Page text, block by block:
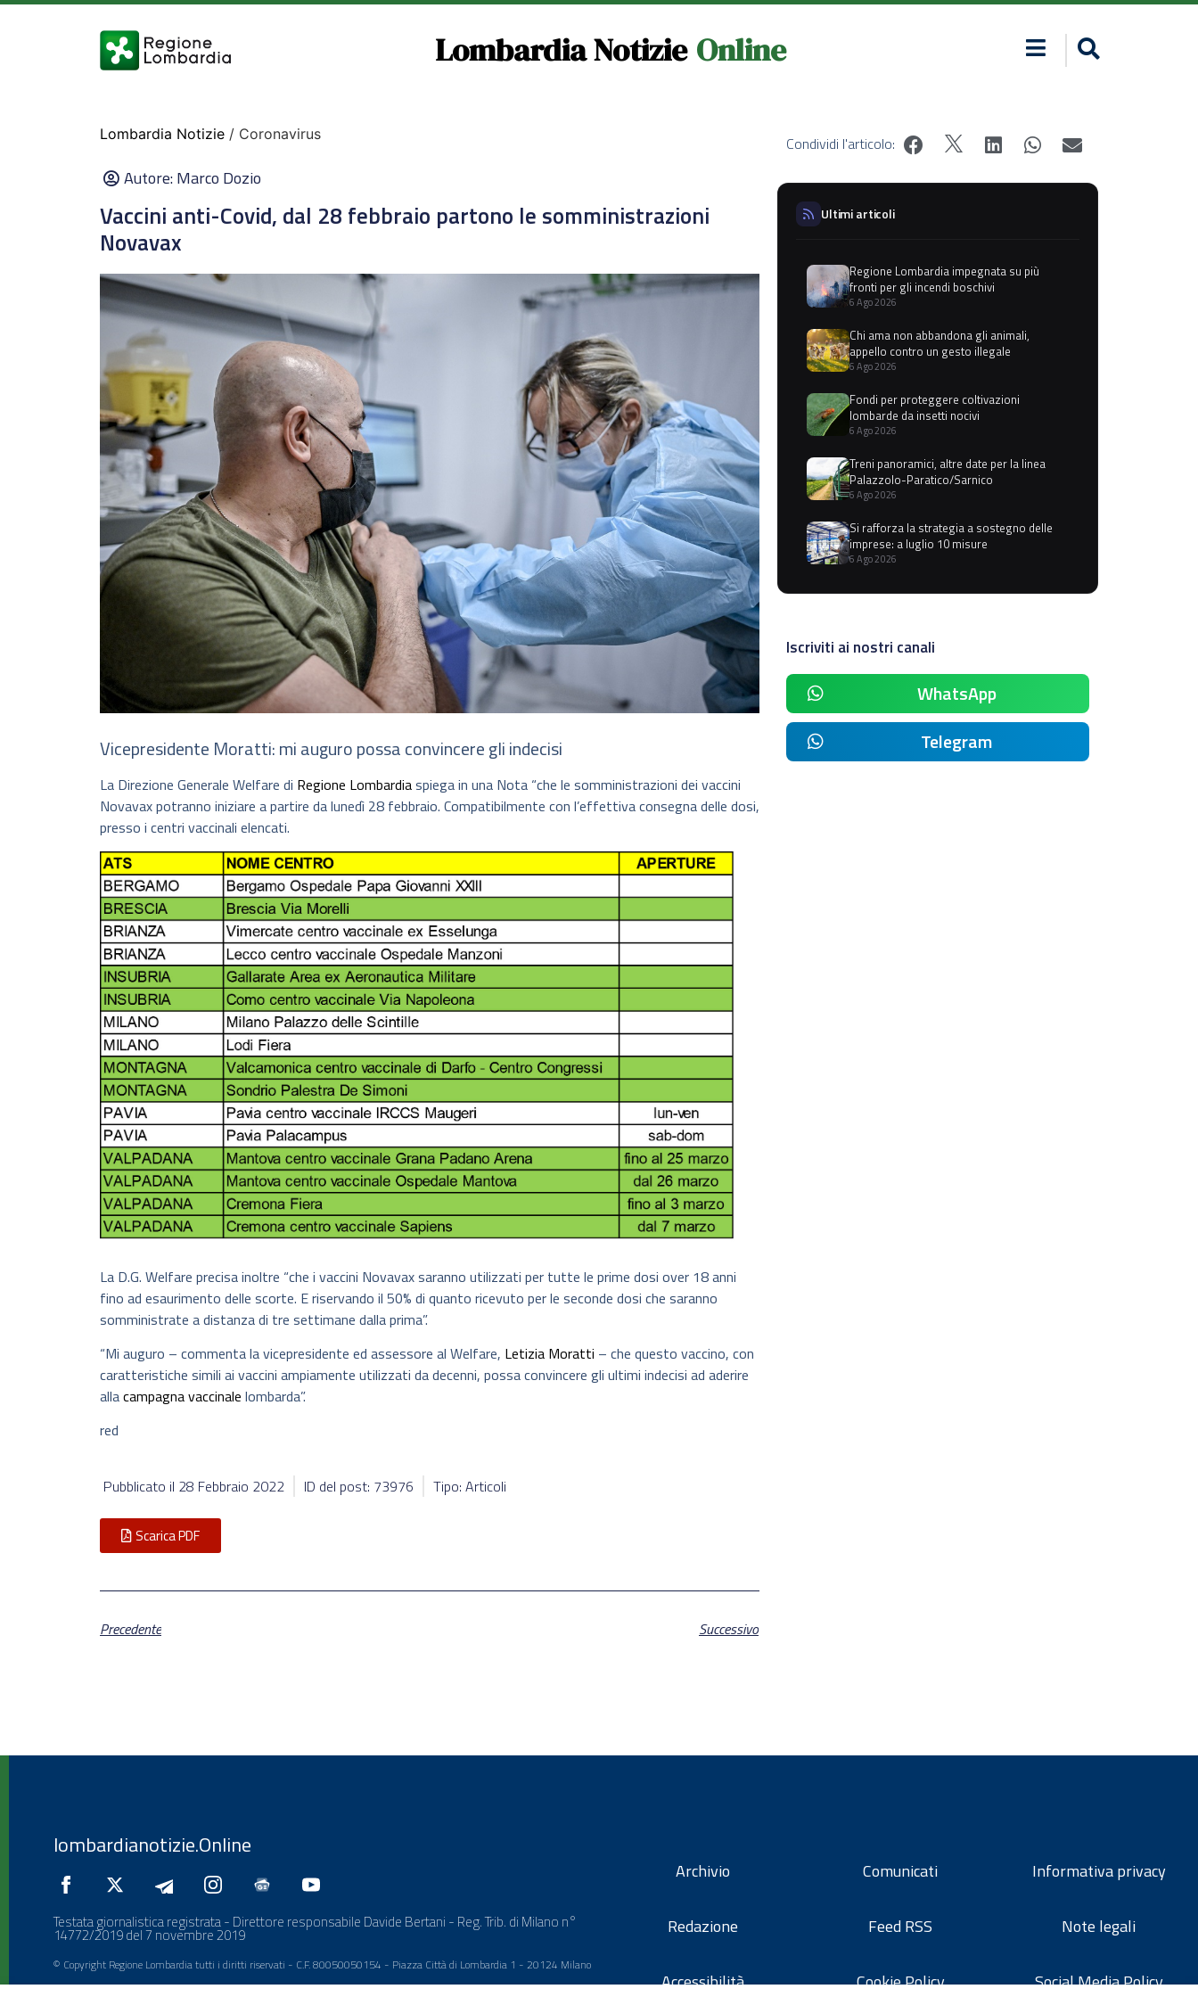
Lombardia Notizie Online
Lombardia Notizie / Coronavirus
Autore:Marco Dozio
Vaccini anti-Covid, dal 28 febbraio partono le somministrazioni
Novavax
Vicepresidente Moratti: mi auguro possa convincere gli indecisi
La Direzione Generale Welfare di Regione Lombardiaspiega in una Nota “che le somministrazioni dei vaccini
Novavax potranno iniziare a partire da lunedì 28 febbraio. Compatibilmente con l’effettiva consegna delle dosi,
presso i centri vaccinali elencati.
La D.G. Welfare precisa inoltre “che i vaccini Novavax saranno utilizzati per tutte le prime dosi over 18 anni
fino ad esaurimento delle scorte. E riservando il 50% di quanto ricevuto per le seconde dosi che saranno
somministrate a distanza di tre settimane dalla prima”.
“Mi auguro – commenta la vicepresidente ed assessore al Welfare, Letizia Moratti – che questo vaccino, con
caratteristiche simili ai vaccini ampiamente utilizzati da decenni, possa convincere gli ultimi indecisi ad aderire
allacampagna vaccinale lombarda”.
red
Pubblicato il 28 Febbraio 2022 ID del post: 73976 Tipo: Articoli
Scarica PDF
Precedente Successivo
Condividi l'articolo:
Ultimi articoli
Regione Lombardia impegnata su più
fronti per gli incendi boschivi
6 Ago 2026
Chi ama non abbandona gli animali,
appello contro un gesto illegale
6 Ago 2026
Fondi per proteggere coltivazioni
lombarde da insetti nocivi
6 Ago 2026
Treni panoramici, altre date per la linea
Palazzolo-Paratico/Sarnico
6 Ago 2026
Si rafforza la strategia a sostegno delle
imprese: a luglio 10 misure
6 Ago 2026
Iscriviti ai nostri canali
WhatsApp
Telegram
lombardianotizie.Online
Testata giornalistica registrata - Direttore responsabile Davide Bertani - Reg. Trib. di Milano n°
14772/2019 del 7 novembre 2019
© Copyright Regione Lombardia tutti i diritti riservati - C.F. 80050050154 - Piazza Città di Lombardia 1 - 20124 Milano
Archivio
Redazione
Accessibilità
Comunicati
Feed RSS
Cookie Policy
Informativa privacy
Note legali
Social Media Policy